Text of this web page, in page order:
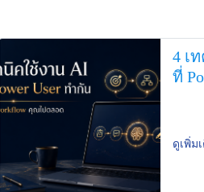
4 เ
ที่
ดูเพิ่ม